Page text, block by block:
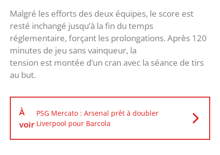
Malgré les efforts des deux équipes, le score est
resté inchangé jusqu’à la fin du temps
réglementaire, forçant les prolongations. Après 120
minutes de jeu sans vainqueur, la
tension est montée d’un cran avec la séance de tirs
au but.
À
voir
PSG Mercato : Arsenal prêt à doubler
Liverpool pour Barcola